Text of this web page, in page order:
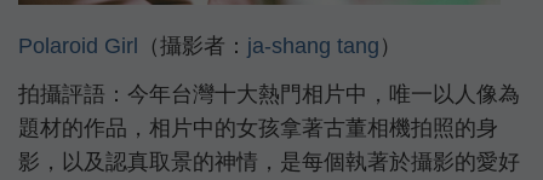
Polaroid Girl （攝影者： ja-shang tang ）
拍攝評語：今年台灣十大熱門相片中，唯一以人像為
題材的作品，相片中的女孩拿著古董相機拍照的身
影，以及認真取景的神情，是每個執著於攝影的愛好